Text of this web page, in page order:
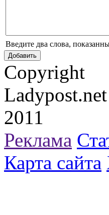
Введите два слова,
Copyright
Ladypost.net
2011
Реклама
Карта сайта